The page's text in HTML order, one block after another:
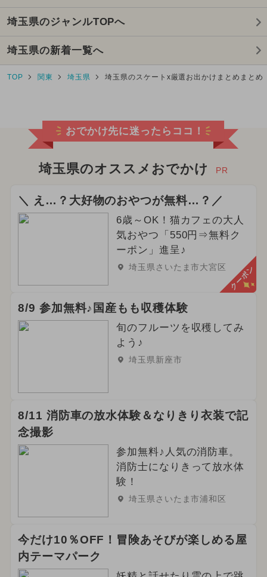
埼玉県のジャンルTOPへ
埼玉県の新着一覧へ
TOP 関東 埼玉県 埼玉県のスケートx厳選お出かけまとめまとめ
おでかけ先に迷ったらココ！
埼玉県のオススメおでかけ PR
＼ え…？大好物のおやつが無料…？／
6歳～OK！猫カフェの大人
気おやつ「550円⇒無料ク
ーポン」進呈♪
埼玉県さいたま市大宮区 クーポン
8/9 参加無料♪国産もも収穫体験
旬のフルーツを収穫してみ
よう♪
埼玉県新座市
8/11 消防車の放水体験＆なりきり衣装で記
念撮影
参加無料♪人気の消防車。
消防士になりきって放水体
験！
埼玉県さいたま市浦和区
今だけ10％OFF！冒険あそびが楽しめる屋
内テーマパーク